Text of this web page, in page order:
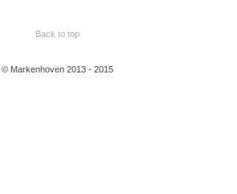
Back to top
© Markenhoven 2013 - 2015